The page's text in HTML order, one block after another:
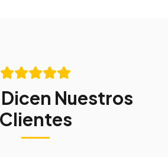
Dicen Nuestros
Clientes